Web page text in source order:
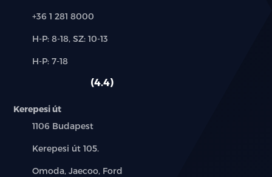
keveset futott
nem dohányzó
vezetett szervizkönyv
20%-tól elvihető
Telefon:
+36 1 281 8000
Új-
használt
H-P: 8-18, SZ: 10-13
Alkatrész,
H-P: 7-18
4.4
Kerepesi út
Település:
1106 Budapest
Cím:
Kerepesi út 105.
Márkák:
Omoda, Jaecoo, Ford